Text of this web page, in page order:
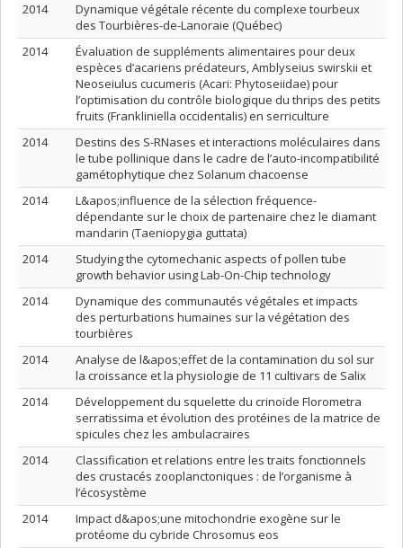
2014
Dynamique végétale récente du complexe tourbeux
des Tourbières-de-Lanoraie (Québec)
2014
Évaluation de suppléments alimentaires pour deux
espèces d’acariens prédateurs, Amblyseius swirskii et
Neoseiulus cucumeris (Acari: Phytoseiidae) pour
l’optimisation du contrôle biologique du thrips des petits
fruits (Frankliniella occidentalis) en serriculture
2014
Destins des S-RNases et interactions moléculaires dans
le tube pollinique dans le cadre de l’auto-incompatibilité
gamétophytique chez Solanum chacoense
2014
L&apos;influence de la sélection fréquence-
dépendante sur le choix de partenaire chez le diamant
mandarin (Taeniopygia guttata)
2014
Studying the cytomechanic aspects of pollen tube
growth behavior using Lab-On-Chip technology
2014
Dynamique des communautés végétales et impacts
des perturbations humaines sur la végétation des
tourbières
2014
Analyse de l&apos;effet de la contamination du sol sur
la croissance et la physiologie de 11 cultivars de Salix
2014
Développement du squelette du crinoïde Florometra
serratissima et évolution des protéines de la matrice de
spicules chez les ambulacraires
2014
Classification et relations entre les traits fonctionnels
des crustacés zooplanctoniques : de l’organisme à
l’écosystème
2014
Impact d&apos;une mitochondrie exogène sur le
protéome du cybride Chrosomus eos